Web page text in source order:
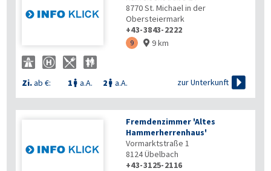
8770St. Michael in der
Obersteiermark
+43-3843-2222
9  9 km
Zi.ab €: 1  a.A. 2  a.A. zur Unterkunft 
Fremdenzimmer 'Altes
Hammerherrenhaus'
Vormarktstraße 1
8124Übelbach
+43-3125-2116